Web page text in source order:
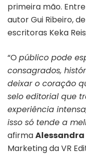
primeira mão.
autor Gui Ribeiro, de
escritoras Keka
“O público pode
consagrados,
deixar o coração
selo editorial que
experiência
isso só tende a
afirmaAlessandra
Marketing da VR